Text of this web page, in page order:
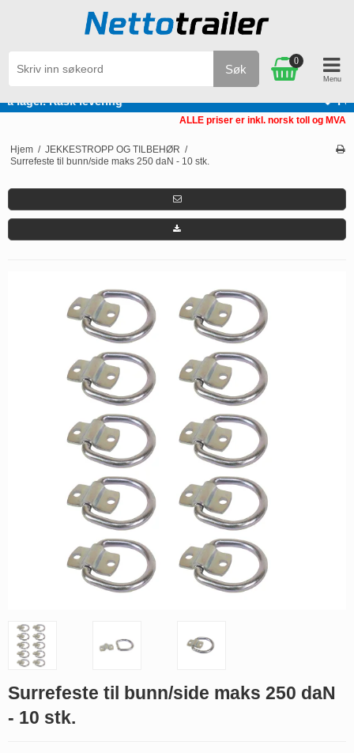
Personlig service
Søk
0
ALLE priser er inkl. norsk toll og MVA
Hjem / JEKKESTROPP OG TILBEHØR /
Surrefeste til bunn/side maks 250 daN - 10 stk.
Surrefeste til bunn/side maks 250 daN
- 10 stk.